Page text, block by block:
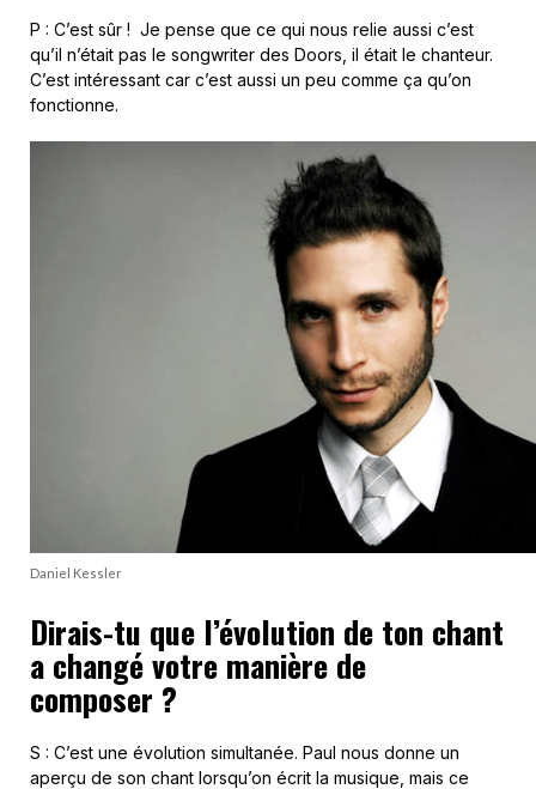
P : C’est sûr ! Je pense que ce qui nous relie aussi c’est
qu’il n’était pas le songwriter des Doors, il était le chanteur.
C’est intéressant car c’est aussi un peu comme ça qu’on
fonctionne.
Daniel Kessler
Dirais-tu que l’évolution de ton chant
a changé votre manière de
composer ?
S : C’est une évolution simultanée. Paul nous donne un
aperçu de son chant lorsqu’on écrit la musique, mais ce